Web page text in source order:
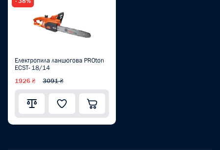
Електропила ланцюгова PROton
ECSТ- 18/14
1926 ₴ 3091 ₴